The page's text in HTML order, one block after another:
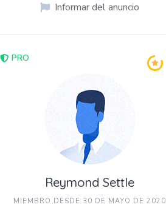
Informar del anuncio
PRO
Reymond Settle
MIEMBRO DESDE 30 DE MAYO DE 2020